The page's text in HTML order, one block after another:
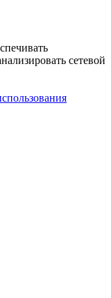
сетевой